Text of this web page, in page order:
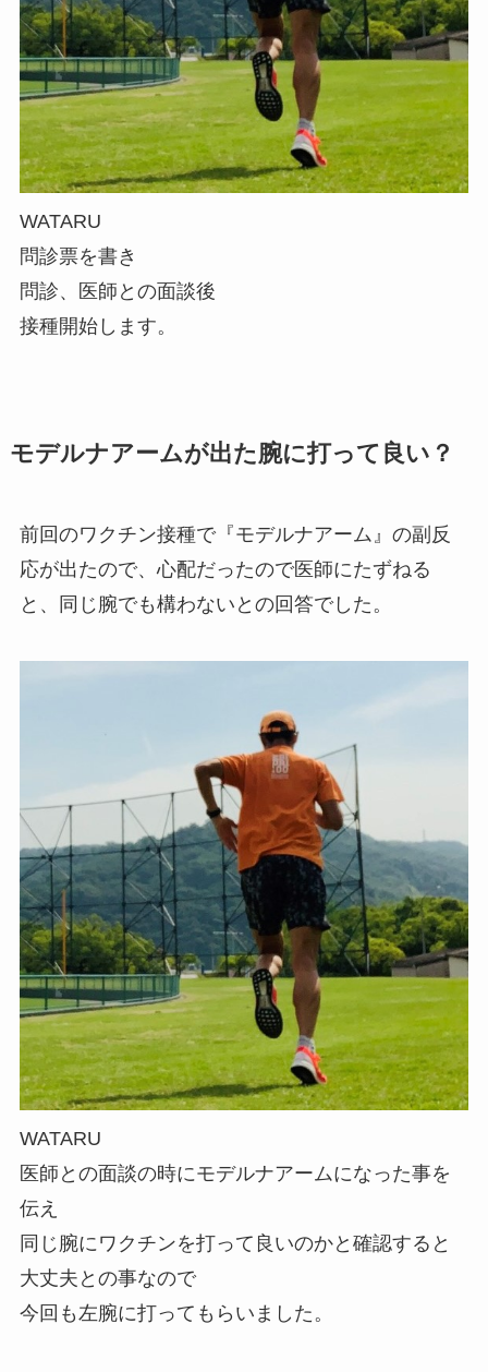
WATARU
問診票を書き
問診、医師との面談後
接種開始します。
モデルナアームが出た腕に打って良い？
前回のワクチン接種で『モデルナアーム』の副反
応が出たので、心配だったので医師にたずねる
と、同じ腕でも構わないとの回答でした。
WATARU
医師との面談の時にモデルナアームになった事を
伝え
同じ腕にワクチンを打って良いのかと確認すると
大丈夫との事なので
今回も左腕に打ってもらいました。